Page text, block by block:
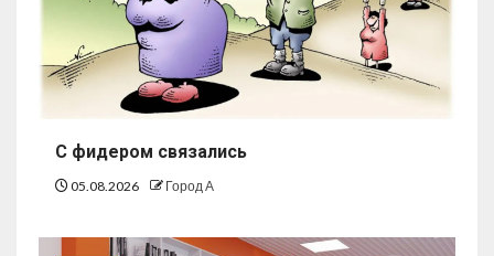
С фидером связались
05.08.2026 Город А